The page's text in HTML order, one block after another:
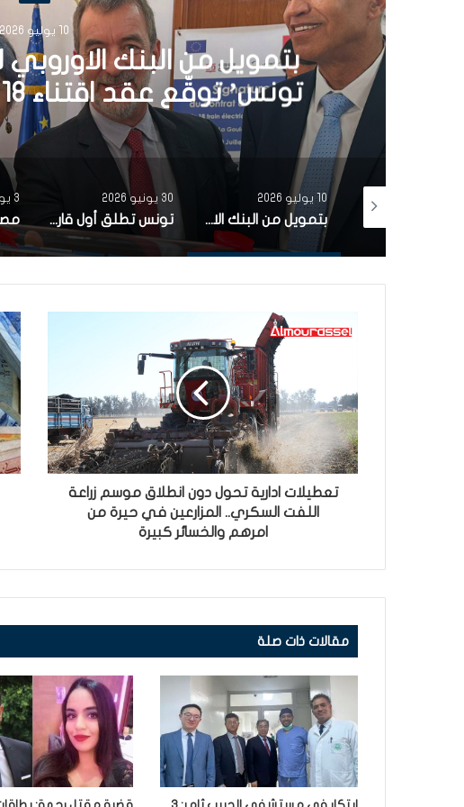
30 يونيو 2026
تونس تطلق أول قارب صيد
الشمسية في
30 يونيو 2026
تونس تطلق أول قارب صيد كهربائي يعمل بالطاقة الشمسية في المتوسط
3 يونيو 2026
مصحة معهد البصر والشبكية بالبحيرة 1 تقوم باجراء اكثر من 50 عملية جراحية لازالة الماء الابيض مجانا لفائدة عدد من اهالي قفصة
19 مايو 2026
تعطيلات ادارية تحول دون انطلاق موسم زراعة
اللفت السكري.. المزارعين في حيرة من
امرهم والخسائر كبيرة
مقالات ذات صلة